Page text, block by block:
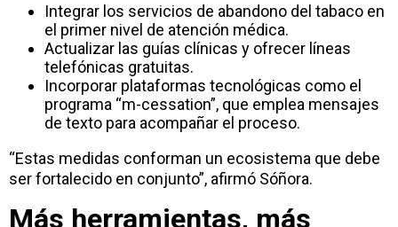
Integrar los servicios de abandono del tabaco en
el primer nivel de atención médica.
Actualizar las guías clínicas y ofrecer líneas
telefónicas gratuitas.
Incorporar plataformas tecnológicas como el
programa “m-cessation”, que emplea mensajes
de texto para acompañar el proceso.
“Estas medidas conforman un ecosistema que debe
ser fortalecido en conjunto”, afirmó Sóñora.
Más herramientas, más